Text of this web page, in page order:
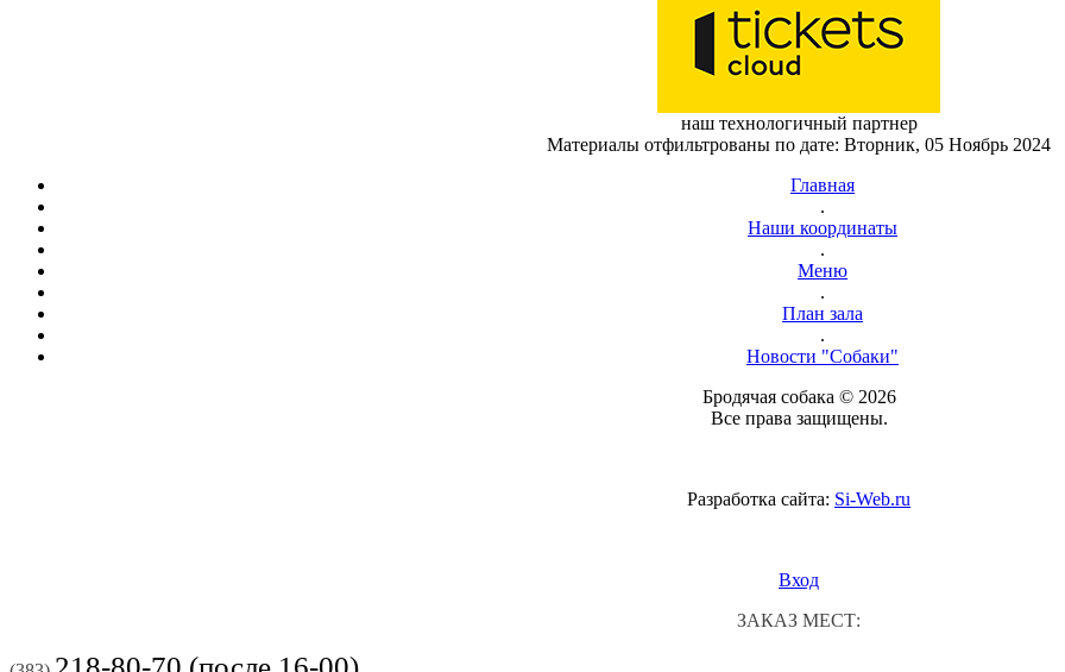
наш технологичный партнер
Материалы отфильтрованы по дате: Вторник, 05 Ноябрь 2024
Главная
.
Наши координаты
.
Меню
.
План зала
.
Новости "Собаки"
Бродячая собака © 2026
Все права защищены.
Разработка сайта: Si-Web.ru
Вход
ЗАКАЗ МЕСТ: